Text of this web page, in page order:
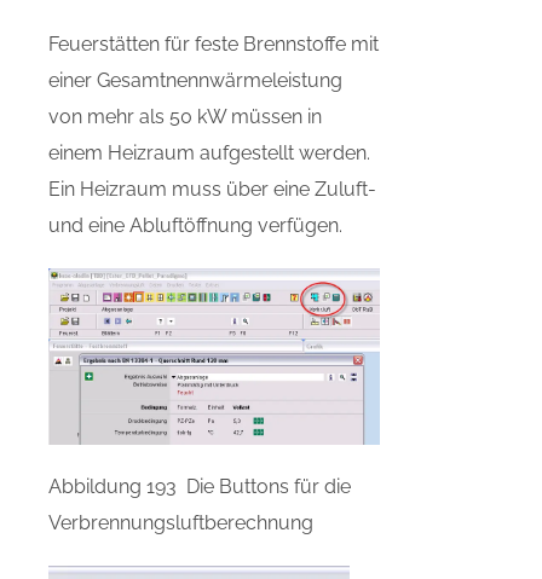
Feuerstätten für feste Brennstoffe mit
einer Gesamtnennwärmeleistung
von mehr als 50 kW müssen in
einem Heizraum aufgestellt werden.
Ein Heizraum muss über eine Zuluft-
und eine Abluftöffnung verfügen.
Abbildung 193 Die Buttons für die
Verbrennungsluftberechnung